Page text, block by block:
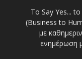
Το Say Yes...
(Business to
με
ενημέρωση